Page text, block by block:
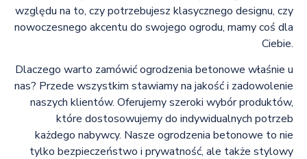
względu na to, czy potrzebujesz klasycznego designu, czy
nowoczesnego akcentu do swojego ogrodu, mamy coś dla
Ciebie.
Dlaczego warto zamówić ogrodzenia betonowe właśnie u
nas? Przede wszystkim stawiamy na jakość i zadowolenie
naszych klientów. Oferujemy szeroki wybór produktów,
które dostosowujemy do indywidualnych potrzeb
każdego nabywcy. Nasze ogrodzenia betonowe to nie
tylko bezpieczeństwo i prywatność, ale także stylowy